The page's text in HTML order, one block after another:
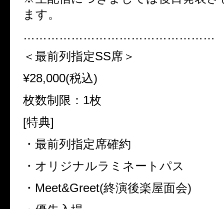
ます。
…………………………………………
＜最前列指定SS席＞
¥28,000(税込)
枚数制限：1枚
[特典]
・最前列指定席確約
・オリジナルラミネートパス
・Meet&Greet(終演後楽屋面会)